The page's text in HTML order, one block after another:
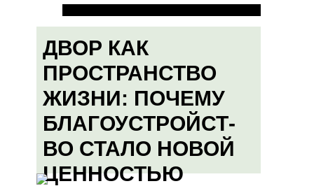
ДВОР КАК
ПРОСТРАНСТВО
ЖИЗНИ: ПОЧЕМУ
БЛАГОУСТРОЙСТ-
ВО СТАЛО НОВОЙ
ЦЕННОСТЬЮ